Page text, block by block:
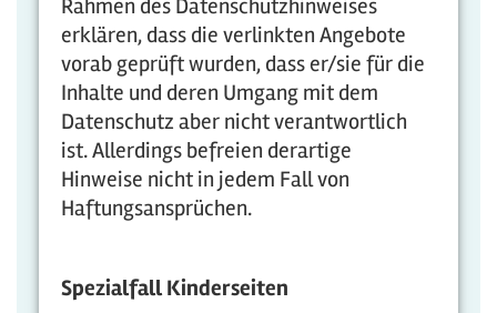
Rahmen des Datenschutzhinweises
erklären, dass die verlinkten Angebote
vorab geprüft wurden, dass er/sie für die
Inhalte und deren Umgang mit dem
Datenschutz aber nicht verantwortlich
ist. Allerdings befreien derartige
Hinweise nicht in jedem Fall von
Haftungsansprüchen.
Spezialfall Kinderseiten